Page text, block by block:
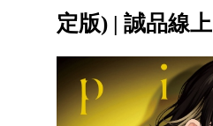
定版) | 誠品線上